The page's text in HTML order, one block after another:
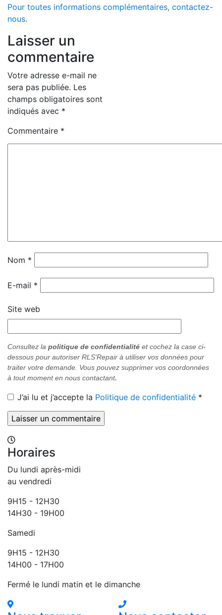
Pour toutes informations complémentaires, contactez-
nous.
Laisser un
commentaire
Votre adresse e-mail ne
sera pas publiée. Les
champs obligatoires sont
indiqués avec *
Commentaire *
Nom *
E-mail *
Site web
Consultez la politique de confidentialité et cochez la case ci-
dessous pour autoriser RLS'Repair à utiliser vos données pour
traiter votre demande. Vous pouvez supprimer vos coordonnées
à tout moment en nous contactant.
J’ai lu et j’accepte la Politique de confidentialité *
Horaires
Du lundi après-midi
au vendredi
9H15 - 12H30
14H30 - 19H00
Samedi
9H15 - 12H30
14H00 - 17H00
Fermé le lundi matin et le dimanche